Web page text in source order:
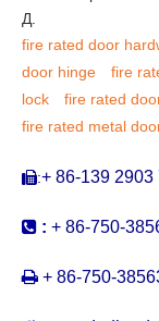
Д.
fire rated door
door hinge
fire
lock
fire rated
fire rated metal
:+ 86-139
 : + 86-750-
 + 86-750-